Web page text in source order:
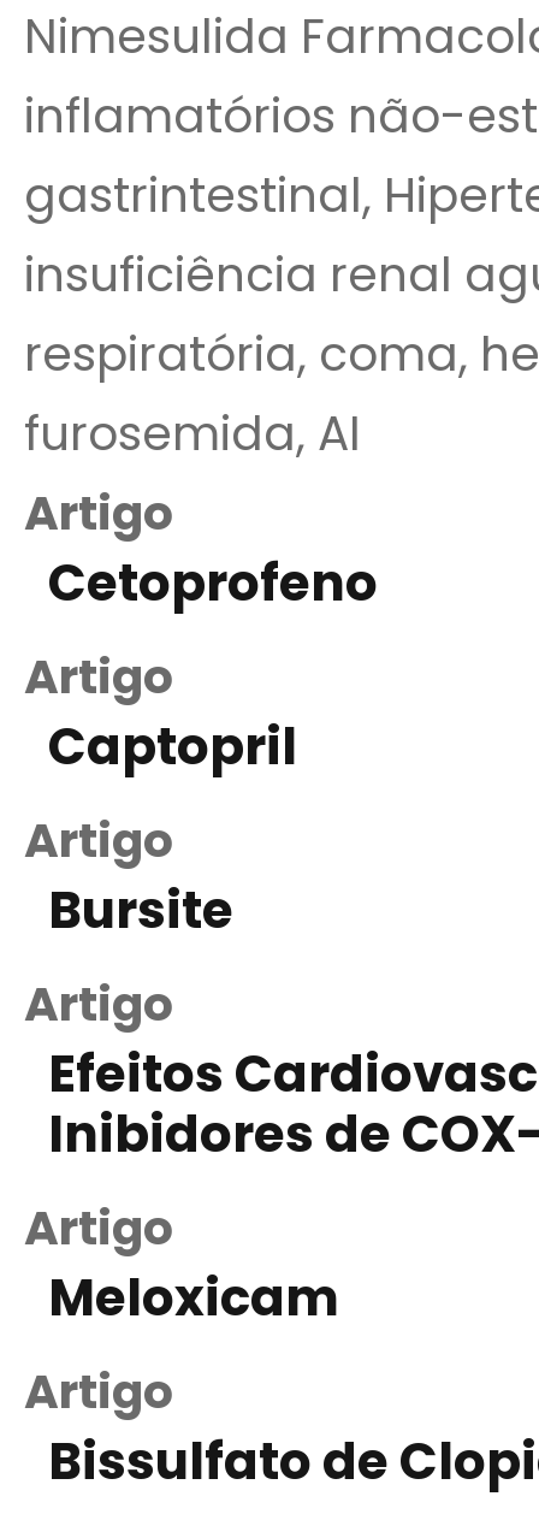
Nimesulida
inflamatórios não-
gastrintestinal,
insuficiência renal
respiratória, coma,
furosemida, AI
Artigo
Cetoprofeno
Artigo
Captopril
Artigo
Bursite
Artigo
Efeitos
Inibidores de
Artigo
Meloxicam
Artigo
Bissulfato de